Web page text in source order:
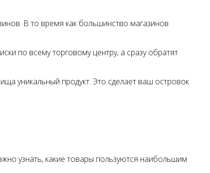
В то время как большинство магазинов
по всему торговому центру, а сразу обратят
уникальный продукт. Это сделает ваш островок
узнать, какие товары пользуются наибольшим